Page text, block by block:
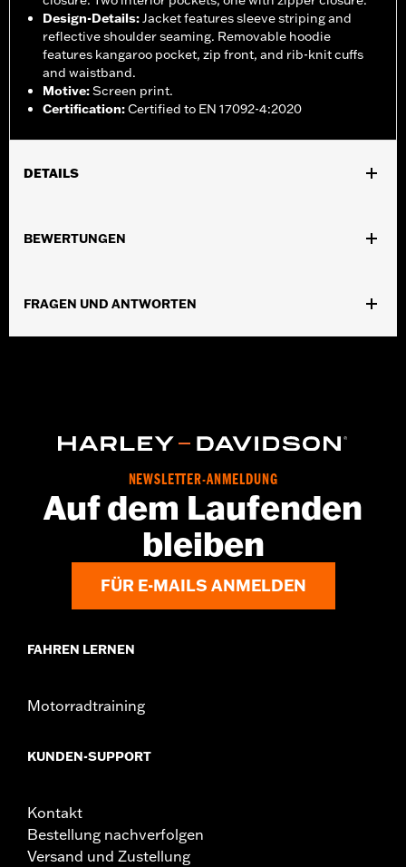
Design-Details:Jacket features sleeve striping and
reflective shoulder seaming. Removable hoodie
features kangaroo pocket, zip front, and rib-knit cuffs
and waistband.
Motive:Screen print.
Certification:Certified to EN 17092-4:2020
DETAILS
Funktionsmerkmale:
Versiegelte
Protektorentaschen,Reflektierend
BEWERTUNGEN
FRAGEN UND ANTWORTEN
NEWSLETTER-ANMELDUNG
Auf dem Laufenden
bleiben
FÜR E-MAILS ANMELDEN
FAHREN LERNEN
Motorradtraining
KUNDEN-SUPPORT
Kontakt
Bestellung nachverfolgen
Versand und Zustellung